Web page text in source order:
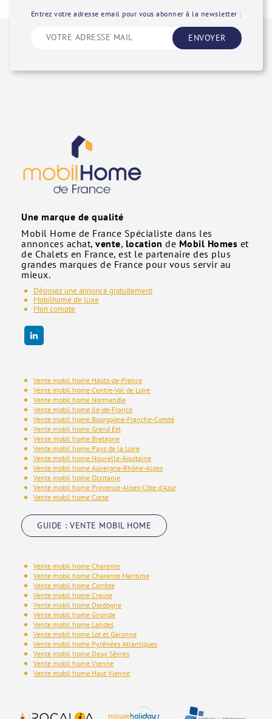
Entrez votre adresse email pour vous abonner à la newsletter :
ENVOYER
Une marque de qualité
Mobil Home de France Spécialiste dans les
annonces achat, vente, location de Mobil Homes et
de Chalets en France, est le partenaire des plus
grandes marques de France pour vous servir au
mieux.
Déposez une annonce gratuitement
Mobilhome de luxe
Mon compte
Vente mobil home Hauts-de-France
Vente mobil home Centre-Val de Loire
Vente mobil home Normandie
Vente mobil home Ile-de-France
Vente mobil home Bourgogne-Franche-Comté
Vente mobil home Grand Est
Vente mobil home Bretagne
Vente mobil home Pays de la Loire
Vente mobil home Nouvelle-Aquitaine
Vente mobil home Auvergne-Rhône-Alpes
Vente mobil home Occitanie
Vente mobil home Provence-Alpes-Côte d'Azur
Vente mobil home Corse
GUIDE : VENTE MOBIL HOME
Vente mobil home Charente
Vente mobil home Charente Maritime
Vente mobil home Corrèze
Vente mobil home Creuse
Vente mobil home Dordogne
Vente mobil home Gironde
Vente mobil home Landes
Vente mobil home Lot et Garonne
Vente mobil home Pyrénées Atlantiques
Vente mobil home Deux Sèvres
Vente mobil home Vienne
Vente mobil home Haut Vienne